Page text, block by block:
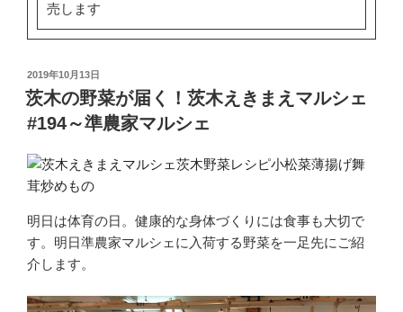
売します
投
稿
日:
2019年10月13日
茨木の野菜が届く！茨木えきまえマルシェ
#194～準農家マルシェ
明日は体育の日。健康的な身体づくりには食事も大切で
す。明日準農家マルシェに入荷する野菜を一足先にご紹
介します。